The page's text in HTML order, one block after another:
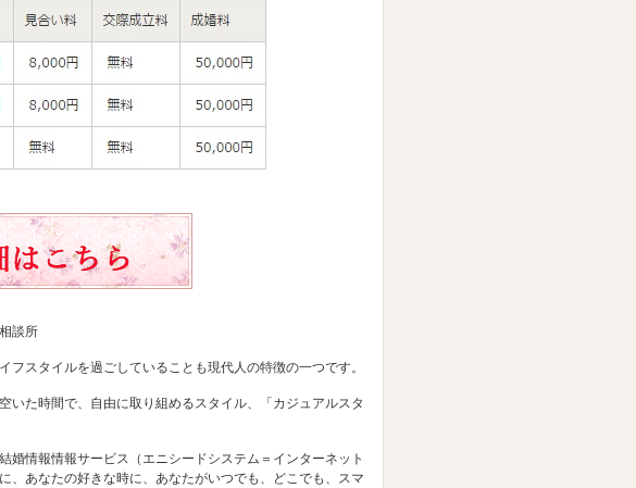
談所
フスタイルを過ごしていることも現代人の特徴の一つです。
いた時間で、自由に取り組めるスタイル、「カジュアルスタ
婚情報情報サービス（エニシードシステム＝インターネット
、あなたの好きな時に、あなたがいつでも、どこでも、スマ